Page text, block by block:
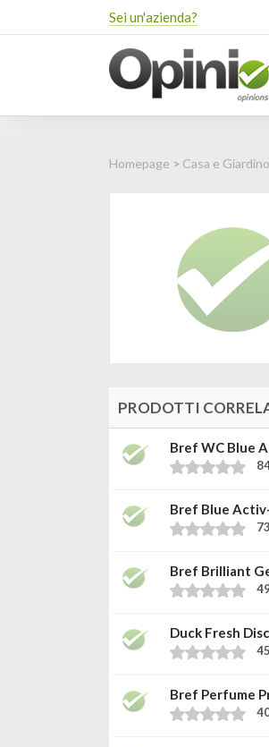
Sei un'azienda?
Homepage > Casa e Giardino
PRODOTTI
Bref WC Blue
Bref Blue
Bref Brilliant
Duck Fresh
Bref Perfume